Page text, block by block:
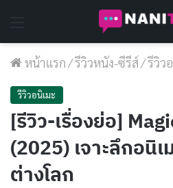
หน้าแรก/รีวิวหนัง-ซีรีส์/รีวิว
รีวิวอนิเมะ
[รีวิว-เรื่องย่อ]
(2025) เจาะลึกอนิ
ต่างโลก